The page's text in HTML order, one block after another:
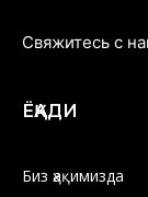
Свяжитесь с
ЁҚАДИ
Биз ҳақимизда